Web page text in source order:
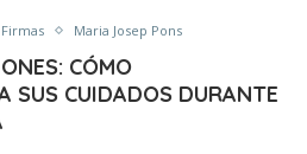
Firmas Maria Josep Pons
CÓMO
SUS CUIDADOS DURANTE